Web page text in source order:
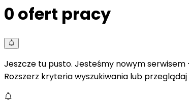
0 ofert pracy
Jeszcze tu pusto. Jesteśmy nowym
Rozszerz kryteria wyszukiwania lub